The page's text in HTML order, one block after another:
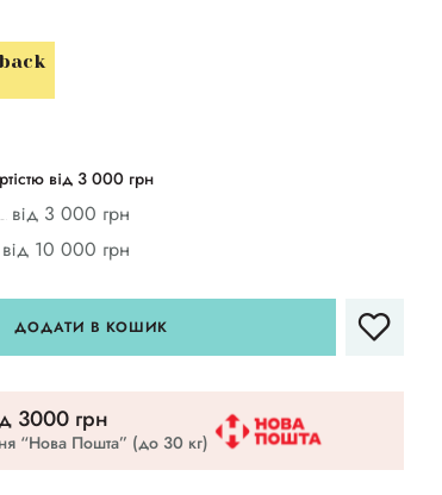
від 3 000 грн
від 3 000 грн
від 10 000 грн
ДОДАТИ В КОШИК
3000 грн
“Нова Пошта” (до 30 кг)